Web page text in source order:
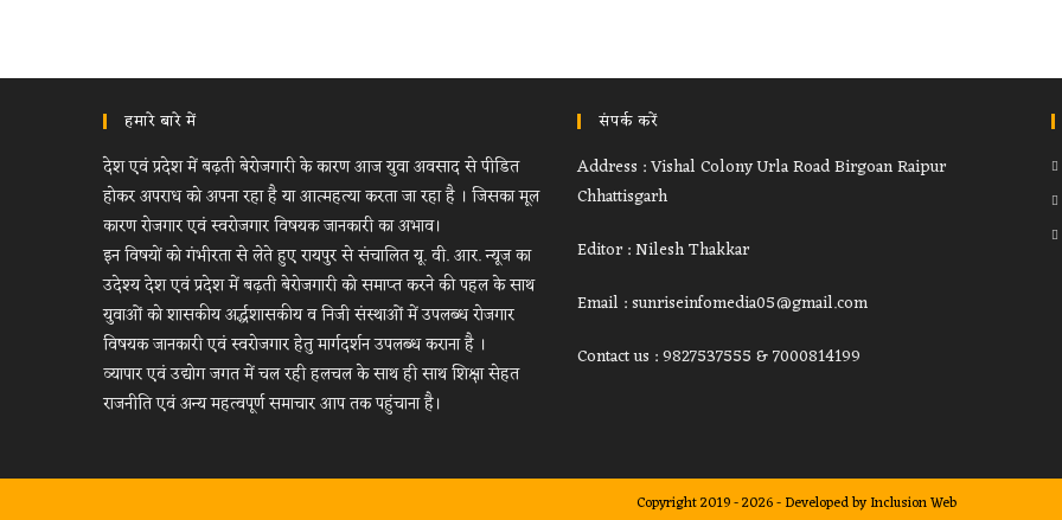
हमारे बारे में
देश एवं प्रदेश में बढ़ती बेरोजगारी के कारण आज युवा अवसाद से पीडित
होकर अपराध को अपना रहा है या आत्महत्या करता जा रहा है । जिसका मूल
कारण रोजगार एवं स्वरोजगार विषयक जानकारी का अभाव।
इन विषयों को गंभीरता से लेते हुए रायपुर से संचालित यू. वी. आर. न्यूज का
उदेश्य देश एवं प्रदेश में बढ़ती बेरोजगारी को समाप्त करने की पहल के साथ
युवाओं को शासकीय अर्द्धशासकीय व निजी संस्थाओं में उपलब्ध रोजगार
विषयक जानकारी एवं स्वरोजगार हेतु मार्गदर्शन उपलब्ध कराना है ।
व्यापार एवं उद्योग जगत में चल रही हलचल के साथ ही साथ शिक्षा सेहत
राजनीति एवं अन्य महत्वपूर्ण समाचार आप तक पहुंचाना है।
संपर्क करें
Address : Vishal Colony Urla Road Birgoan Raipur
Chhattisgarh
Editor : Nilesh Thakkar
Email : sunriseinfomedia05@gmail.com
Contact us : 9827537555 & 7000814199
Copyright 2019 - 2026 - Developed byInclusion Web